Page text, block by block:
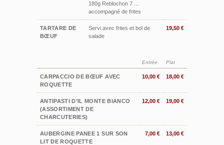
180g Reblochon 7 …
accompagné de frites
TARTARE DE
BŒUF
Servi avec frites et bol de
salade
19,50 €
Entrée Plat
CARPACCIO DE BŒUF AVEC
ROQUETTE
10,00 € 18,00 €
ANTIPASTI D’IL MONTE BIANCO
(ASSORTIMENT DE
CHARCUTERIES)
12,00 € 19,00 €
AUBERGINE PANEE 1 SUR SON
LIT DE ROQUETTE
7,00 € 13,00 €